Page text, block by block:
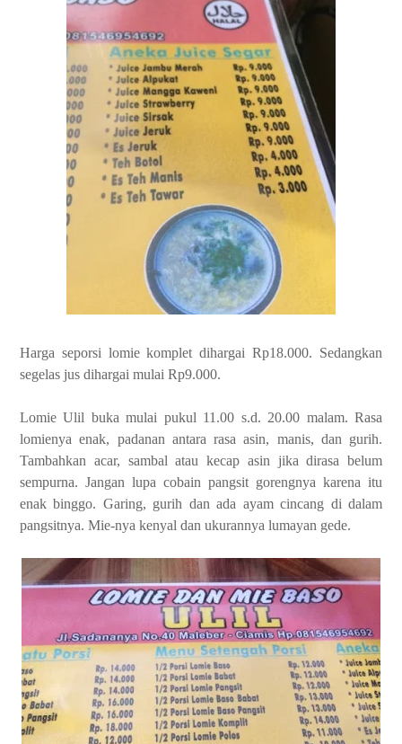
Harga seporsi lomie komplet dihargai Rp18.000. Sedangkan
segelas jus dihargai mulai Rp9.000.
Lomie Ulil buka mulai pukul 11.00 s.d. 20.00 malam. Rasa
lomienya enak, padanan antara rasa asin, manis, dan gurih.
Tambahkan acar, sambal atau kecap asin jika dirasa belum
sempurna. Jangan lupa cobain pangsit gorengnya karena itu
enak binggo. Garing, gurih dan ada ayam cincang di dalam
pangsitnya. Mie-nya kenyal dan ukurannya lumayan gede.